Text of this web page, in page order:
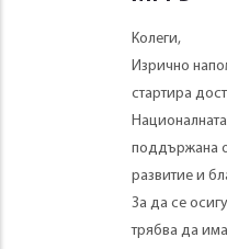
Колеги,
Изрично
стартира
поддържана
развитие и
За да се
трябва да